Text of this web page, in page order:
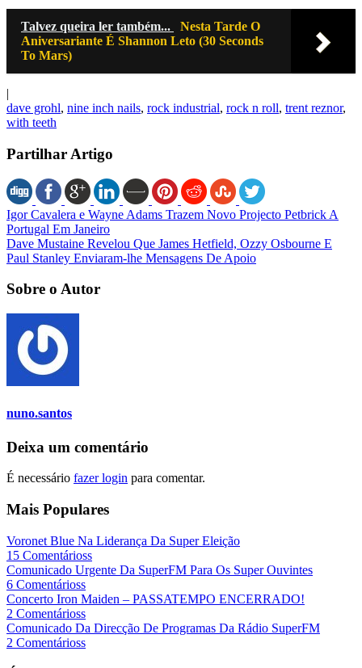
Talvez queira ler também...
Nesta Tarde O
Aniversariante É Shannon Leto (30 Seconds
To Mars)
|
dave grohl, nine inch nails, rock industrial, rock n roll, trent reznor,
with teeth
Partilhar Artigo
Igor Cavalera e Wayne Adams Trazem Novo Projecto Petbrick A
Portugal Em Janeiro
Dave Mustaine Revelou Que James Hetfield, Ozzy Osbourne E
Paul Stanley Enviaram-lhe Mensagens De Apoio
Sobre o Autor
nuno.santos
Deixa um comentário
É necessário fazer login para comentar.
Mais Populares
Voronet Blue Na Liderança Da Super Eleição
15 Comentárioss
Comunicado Urgente Da SuperFM Para Os Super Ouvintes
6 Comentárioss
Concerto Iron Maiden – PASSATEMPO ENCERRADO!
2 Comentárioss
Comunicado Da Direcção De Programas Da Rádio SuperFM
2 Comentárioss